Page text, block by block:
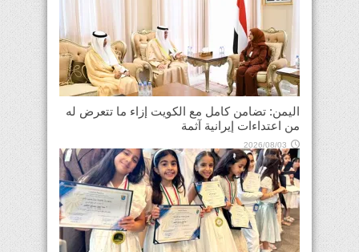
اليمن: تضامن كامل مع الكويت إزاء ما تتعرض له
من اعتداءات إيرانية آثمة
2026/08/03